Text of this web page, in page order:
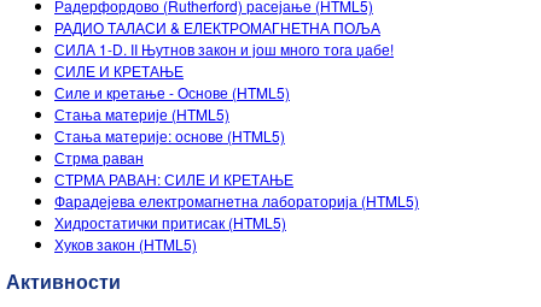
Радерфордово (Rutherford) расејање (HTML5)
РАДИО ТАЛАСИ & ЕЛЕКТРОМАГНЕТНА ПОЉА
СИЛА 1-D. II Њутнов закон и још много тога џабе!
СИЛЕ И КРЕТАЊЕ
Силе и кретање - Основе (HTML5)
Стања материје (HTML5)
Стања материје: основе (HTML5)
Стрма раван
СТРМА РАВАН: СИЛЕ И КРЕТАЊЕ
Фарадејева електромагнетна лабораторија (HTML5)
Хидростатички притисак (HTML5)
Хуков закон (HTML5)
Активности